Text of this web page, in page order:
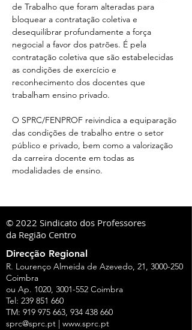
de Trabalho que foram alteradas para
bloquear a contratação coletiva e
desequilibrar profundamente a força
negocial a favor dos patrões. É pela
contratação coletiva que são estabelecidas
as condições de exercício e
reconhecimento dos docentes que
trabalham ensino privado.
O SPRC/FENPROF reivindica a equiparação
das condições de trabalho entre o setor
público e privado, bem como a valorização
da carreira docente em todas as
modalidades de ensino.
© 2022 Sindicato dos Professores
da Região Centro
Direcção Regional
R. Lourenço Almeida de Azevedo, 21, 3000-250
Coimbra
ou Ap. 1020, 3001-552 Coimbra
Tel: 239 851 660
TM: 919 975 663, 934 438 660
sprc@sprc.pt | www.sprc.pt